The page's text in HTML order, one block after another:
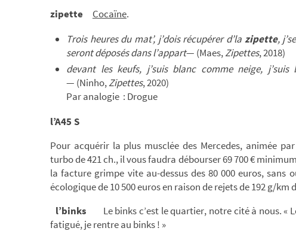
zipette
Cocaïne.
Trois heures du mat’, j’dois récupérer d’la zipette,
seront déposés dans l’appart— (Maes,Zipettes, 2018)
devant les keufs, j’suis blanc comme neige, j’suis
— (Ninho,Zipettes, 2020)
Par analogie : Drogue
l’A45 S
Pour acquérir la plus musclée des Mercedes, animée
turbo de 421 ch., il vous faudra débourser 69 700 €
la facture grimpe vite au-dessus des 80 000 euros, sans
écologique de 10 500 euros en raison de rejets de 192 g/km
l’binks
Le binks c’est le quartier, notre cité à nous. «
fatigué, je rentre au binks ! »